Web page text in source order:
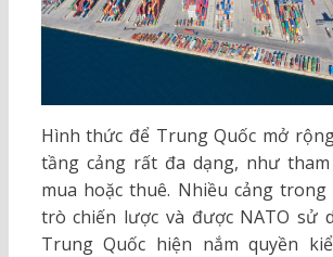
Hình thức để Trung Quốc mở
tầng cảng rất đa dạng, như
mua hoặc thuê. Nhiều cảng trong
trò chiến lược và được NATO sử
Trung Quốc hiện nắm quyền